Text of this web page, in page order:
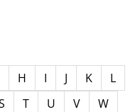
H I J K
L
T U V
W